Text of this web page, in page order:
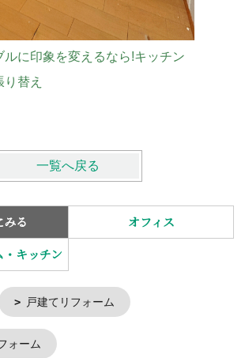
ルに印象を変えるなら!キッチン
替え
一覧へ戻る
みる
オフィス
キッチン
戸建てリフォーム
ォーム